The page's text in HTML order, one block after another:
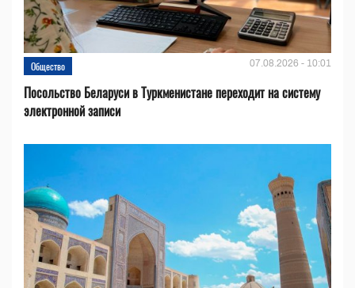
Общество 07.08.2026 - 10:01
Посольство Беларуси в Туркменистане переходит на систему
электронной записи